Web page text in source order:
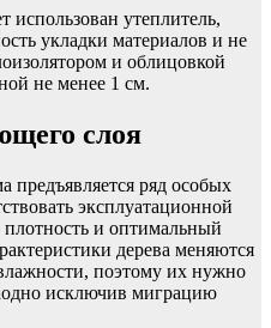
использован утеплитель,
укладки материалов и не
и облицовкой
не менее 1 см.
слоя
предъявляется ряд особых
эксплуатационной
и оптимальный
дерева меняются
поэтому их нужно
исключив миграцию